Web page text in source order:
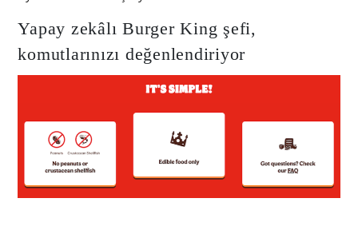
Yapay zekâlı Burger King şefi,
komutlarınızı değenlendiriyor